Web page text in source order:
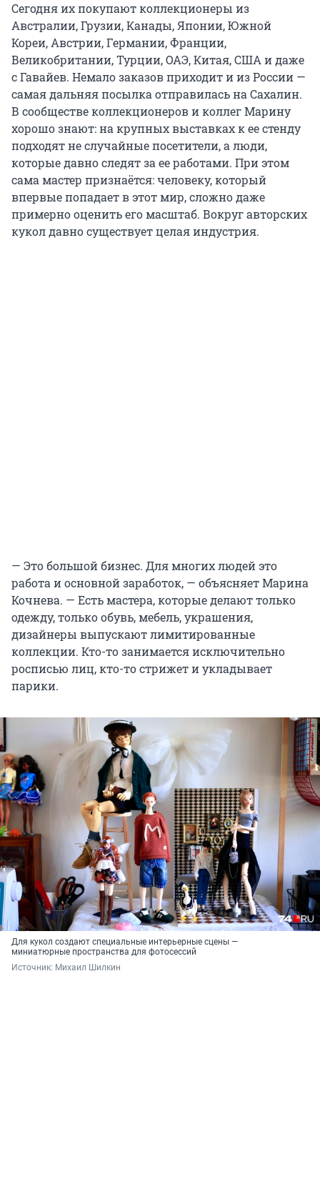
Сегодня их покупают коллекционеры из
Австралии, Грузии, Канады, Японии, Южной
Кореи, Австрии, Германии, Франции,
Великобритании, Турции, ОАЭ, Китая, США и даже
с Гавайев. Немало заказов приходит и из России —
самая дальняя посылка отправилась на Сахалин.
В сообществе коллекционеров и коллег Марину
хорошо знают: на крупных выставках к ее стенду
подходят не случайные посетители, а люди,
которые давно следят за ее работами. При этом
сама мастер признаётся: человеку, который
впервые попадает в этот мир, сложно даже
примерно оценить его масштаб. Вокруг авторских
кукол давно существует целая индустрия.
— Это большой бизнес. Для многих людей это
работа и основной заработок, — объясняет Марина
Кочнева. — Есть мастера, которые делают только
одежду, только обувь, мебель, украшения,
дизайнеры выпускают лимитированные
коллекции. Кто-то занимается исключительно
росписью лиц, кто-то стрижет и укладывает
парики.
Для кукол создают специальные интерьерные сцены —
миниатюрные пространства для фотосессий
Источник: Михаил Шилкин